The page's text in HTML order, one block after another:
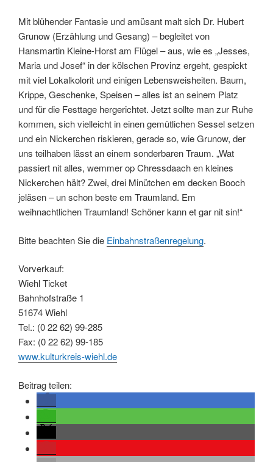
Mit blühender Fantasie und amüsant malt sich Dr. Hubert
Grunow (Erzählung und Gesang) – begleitet von
Hansmartin Kleine-Horst am Flügel – aus, wie es „Jesses,
Maria und Josef“ in der kölschen Provinz ergeht, gespickt
mit viel Lokalkolorit und einigen Lebensweisheiten. Baum,
Krippe, Geschenke, Speisen – alles ist an seinem Platz
und für die Festtage hergerichtet. Jetzt sollte man zur Ruhe
kommen, sich vielleicht in einen gemütlichen Sessel setzen
und ein Nickerchen riskieren, gerade so, wie Grunow, der
uns teilhaben lässt an einem sonderbaren Traum. „Wat
passiert nit alles, wemmer op Chressdaach en kleines
Nickerchen hält? Zwei, drei Minütchen em decken Booch
jeläsen – un schon beste em Traumland. Em
weihnachtlichen Traumland! Schöner kann et gar nit sin!“
Bitte beachten Sie die Einbahnstraßenregelung.
Vorverkauf:
Wiehl Ticket
Bahnhofstraße 1
51674 Wiehl
Tel.: (0 22 62) 99-285
Fax: (0 22 62) 99-185
www.kulturkreis-wiehl.de
Beitrag teilen: